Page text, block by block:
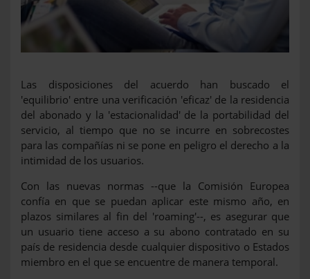
Las disposiciones del acuerdo han buscado el
'equilibrio' entre una verificación 'eficaz' de la residencia
del abonado y la 'estacionalidad' de la portabilidad del
servicio, al tiempo que no se incurre en sobrecostes
para las compañías ni se pone en peligro el derecho a la
intimidad de los usuarios.
Con las nuevas normas --que la Comisión Europea
confía en que se puedan aplicar este mismo año, en
plazos similares al fin del 'roaming'--, es asegurar que
un usuario tiene acceso a su abono contratado en su
país de residencia desde cualquier dispositivo o Estados
miembro en el que se encuentre de manera temporal.